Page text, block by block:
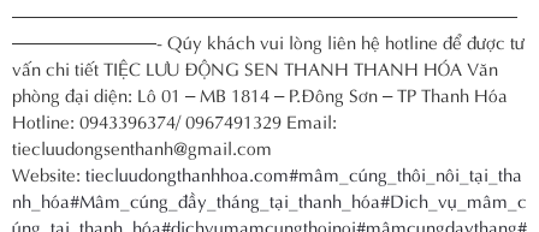
————————————————————————————
————————- Qúy khách vui lòng liên hệ hotline để được tư
vấn chi tiết TIỆC LƯU ĐỘNG SEN THANH THANH HÓA Văn
phòng đại diện: Lô 01 – MB 1814 – P.Đông Sơn – TP Thanh Hóa
Hotline: 0943396374/ 0967491329 Email:
tiecluudongsenthanh@gmail.com
Website: tiecluudongthanhhoa.com#mâm_cúng_thôi_nôi_tại_tha
nh_hóa#Mâm_cúng_đầy_tháng_tại_thanh_hóa#Dich_vụ_mâm_c
úng_tại_thanh_hóa#dichvumamcungthoinoi#mâmcungdaythang#